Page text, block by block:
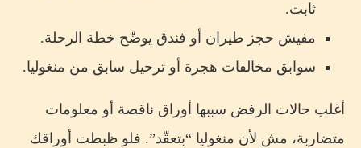
ثابت.
مفيش حجز طيران أو فندق يوضّح خطة الرحلة.
سوابق مخالفات هجرة أو ترحيل سابق من منغوليا.
أغلب حالات الرفض سببها أوراق ناقصة أو معلومات
متضاربة، مش لأن منغوليا “بتعقّد”. فلو ظبطت أوراقك